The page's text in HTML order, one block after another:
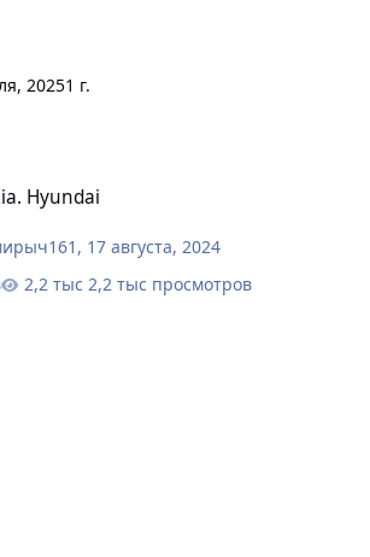
20251 г.
Hyundai
, 17 августа, 2024
2,2 тыс просмотров